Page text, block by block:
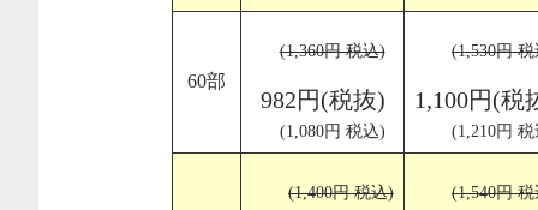
60部
(1,360円 税込)
982円(税抜)
(1,080円 税込)
(1,530円
1,100円(税
(1,210円
(1,400円 税込) (1,540円